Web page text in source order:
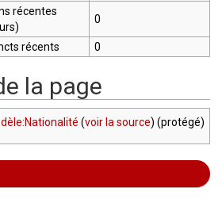
récentes
0
récents 0
la page
(voir la source) (protégé)